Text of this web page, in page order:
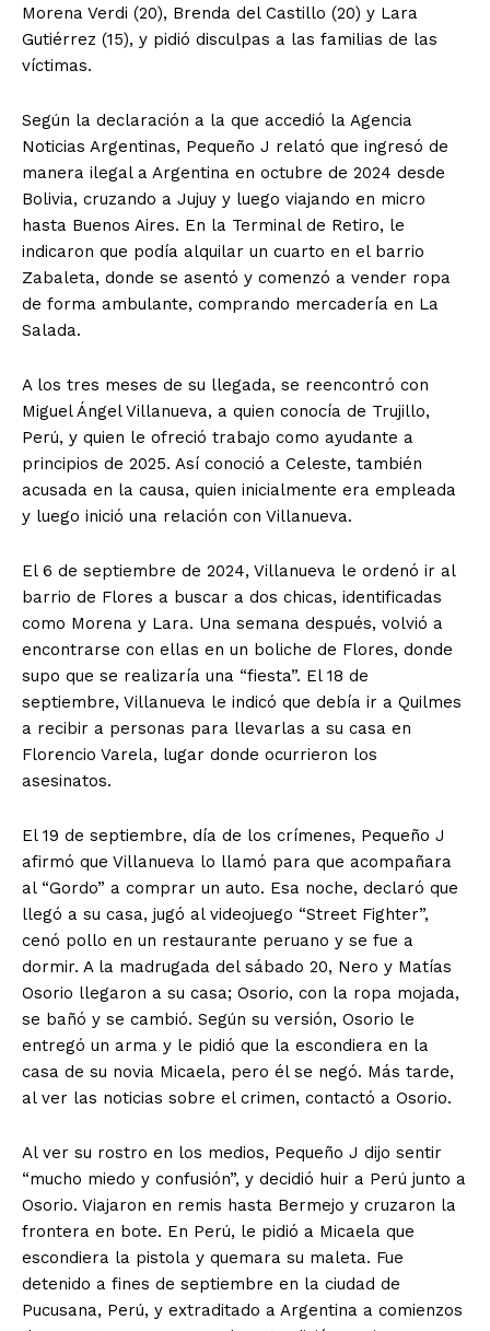
Morena Verdi (20), Brenda del Castillo (20) y Lara
Gutiérrez (15), y pidió disculpas a las familias de las
víctimas.
Según la declaración a la que accedió la Agencia
Noticias Argentinas, Pequeño J relató que ingresó de
manera ilegal a Argentina en octubre de 2024 desde
Bolivia, cruzando a Jujuy y luego viajando en micro
hasta Buenos Aires. En la Terminal de Retiro, le
indicaron que podía alquilar un cuarto en el barrio
Zabaleta, donde se asentó y comenzó a vender ropa
de forma ambulante, comprando mercadería en La
Salada.
A los tres meses de su llegada, se reencontró con
Miguel Ángel Villanueva, a quien conocía de Trujillo,
Perú, y quien le ofreció trabajo como ayudante a
principios de 2025. Así conoció a Celeste, también
acusada en la causa, quien inicialmente era empleada
y luego inició una relación con Villanueva.
El 6 de septiembre de 2024, Villanueva le ordenó ir al
barrio de Flores a buscar a dos chicas, identificadas
como Morena y Lara. Una semana después, volvió a
encontrarse con ellas en un boliche de Flores, donde
supo que se realizaría una “fiesta”. El 18 de
septiembre, Villanueva le indicó que debía ir a Quilmes
a recibir a personas para llevarlas a su casa en
Florencio Varela, lugar donde ocurrieron los
asesinatos.
El 19 de septiembre, día de los crímenes, Pequeño J
afirmó que Villanueva lo llamó para que acompañara
al “Gordo” a comprar un auto. Esa noche, declaró que
llegó a su casa, jugó al videojuego “Street Fighter”,
cenó pollo en un restaurante peruano y se fue a
dormir. A la madrugada del sábado 20, Nero y Matías
Osorio llegaron a su casa; Osorio, con la ropa mojada,
se bañó y se cambió. Según su versión, Osorio le
entregó un arma y le pidió que la escondiera en la
casa de su novia Micaela, pero él se negó. Más tarde,
al ver las noticias sobre el crimen, contactó a Osorio.
Al ver su rostro en los medios, Pequeño J dijo sentir
“mucho miedo y confusión”, y decidió huir a Perú junto a
Osorio. Viajaron en remis hasta Bermejo y cruzaron la
frontera en bote. En Perú, le pidió a Micaela que
escondiera la pistola y quemara su maleta. Fue
detenido a fines de septiembre en la ciudad de
Pucusana, Perú, y extraditado a Argentina a comienzos